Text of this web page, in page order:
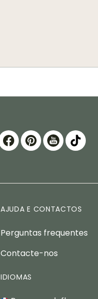
AJUDA E CONTACTOS
Perguntas frequentes
Contacte-nos
IDIOMAS